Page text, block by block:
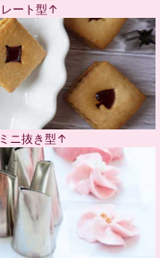
レート型↑
ニ抜き型↑